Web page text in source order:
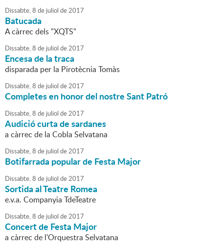
Dissabte,8 de juliol de2017
Batucada
A càrrec dels "XQTS"
Dissabte,8 de juliol de2017
Encesa de la traca
disparada per la Pirotècnia Tomàs
Dissabte,8 de juliol de2017
Completes en honor del nostre Sant Patró
Dissabte,8 de juliol de2017
Audició curta de sardanes
a càrrec de la Cobla Selvatana
Dissabte,8 de juliol de2017
Botifarrada popular de Festa Major
Dissabte,8 de juliol de2017
Sortida al Teatre Romea
e.v.a. Companyia TdeTeatre
Dissabte,8 de juliol de2017
Concert de Festa Major
a càrrec de l'Orquestra Selvatana